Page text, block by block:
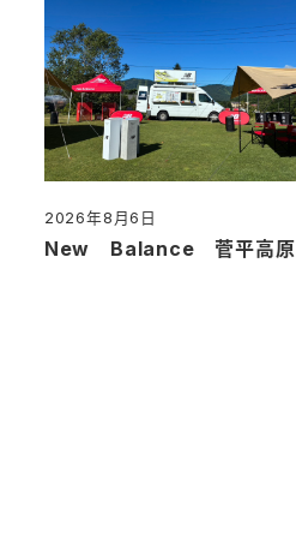
New Balance 菅平高原
2026年8月6日